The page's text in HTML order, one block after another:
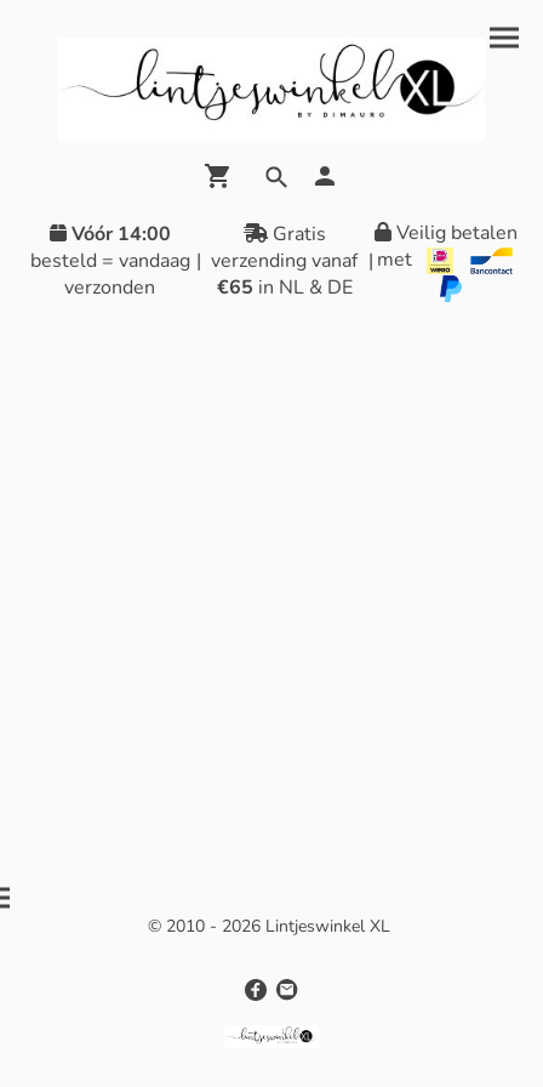
Vóór 14:00
besteld = vandaag
verzonden
|
Gratis
verzending vanaf
€65 in NL & DE
|
Veilig betalen
met
© 2010 - 2026 Lintjeswinkel XL